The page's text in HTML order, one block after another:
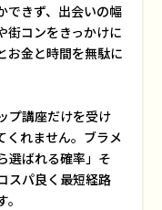
できず、出会いの幅
街コンをきっかけに
お金と時間を無駄に
プ講座だけを受け
くれません。ブラメ
選ばれる確率」そ
スパ良く最短経路